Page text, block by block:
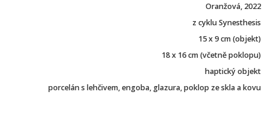
Oranžová, 2022
z cyklu Synesthesis
15 x 9 cm (objekt)
18 x 16 cm (včetně poklopu)
haptický objekt
porcelán s lehčivem, engoba, glazura, poklop ze skla a kovu